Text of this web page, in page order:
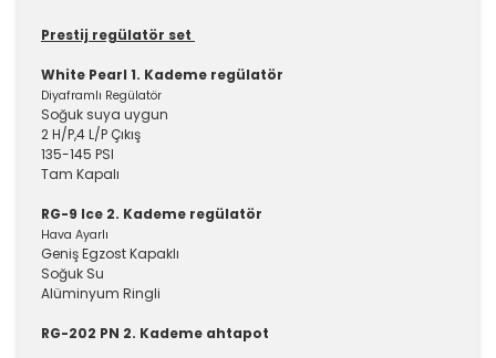
Prestij regülatör set
White Pearl 1. Kademe regülatör
Diyaframlı Regülatör
Soğuk suya uygun
2 H/P,4 L/P Çıkış
135-145 PSI
Tam Kapalı
RG-9 Ice 2. Kademe regülatör
Hava Ayarlı
Geniş Egzost Kapaklı
Soğuk Su
Alüminyum Ringli
RG-202 PN 2. Kademe ahtapot